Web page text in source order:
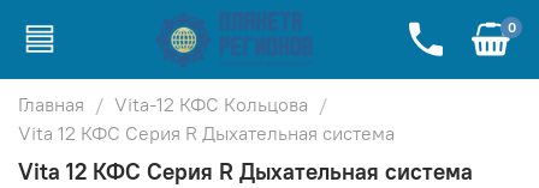
0
Главная
Vita-12 КФС Кольцова
Vita 12 КФС Серия R Дыхательная система
Vita 12 КФС Серия R Дыхательная система